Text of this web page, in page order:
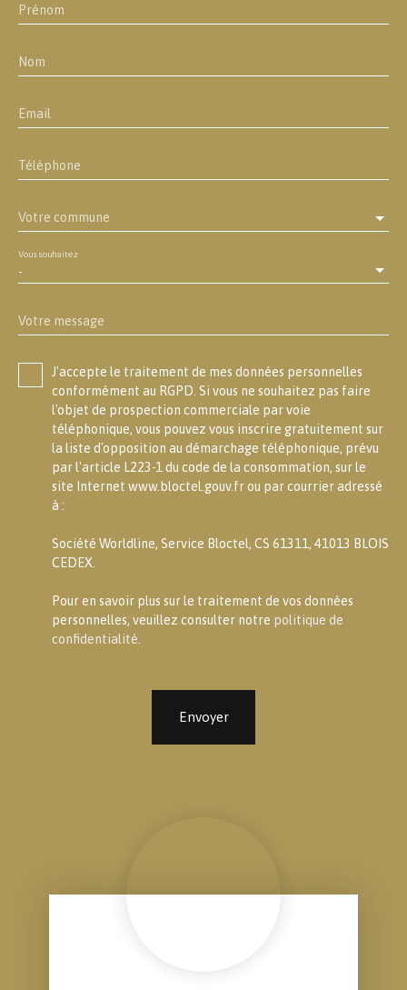
Prénom
Nom
Email
Téléphone
Votre commune
-
Vous souhaitez
Votre message
J'accepte le traitement de mes données personnelles
conformément au RGPD. Si vous ne souhaitez pas faire
l'objet de prospection commerciale par voie
téléphonique, vous pouvez vous inscrire gratuitement sur
la liste d'opposition au démarchage téléphonique, prévu
par l'article L223-1 du code de la consommation, sur le
site Internet www.bloctel.gouv.fr ou par courrier adressé
à :
Société Worldline, Service Bloctel, CS 61311, 41013 BLOIS
CEDEX.
Pour en savoir plus sur le traitement de vos données
personnelles, veuillez consulter notre politique de
confidentialité
Envoyer